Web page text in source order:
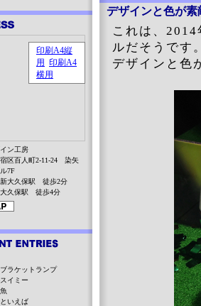
デザインと色が素
これは、
ルだそうです
デザインと色
ン工房
区百人町2-11-24 染矢
7F
大久保駅 徒歩2分
久保駅 徒歩4分
ラケットランプ
イミー
といえば